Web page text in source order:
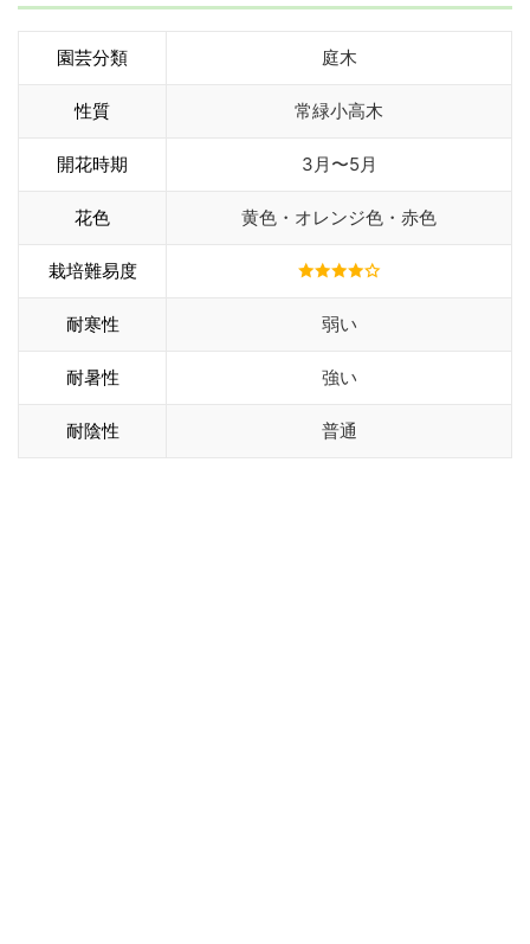
園芸分類 庭木
性質 常緑小高木
開花時期 3月〜5月
花色 黄色・オレンジ色・赤色
栽培難易度
耐寒性 弱い
耐暑性 強い
耐陰性 普通